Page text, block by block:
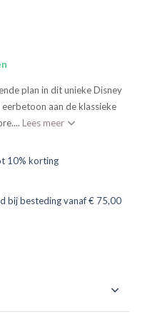
plan in dit unieke Disney
aan de klassieke
Lees meer
10% korting
bij besteding vanaf € 75,00